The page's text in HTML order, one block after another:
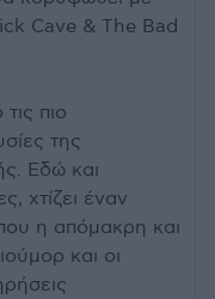
Cave & The Bad
πιο
της
Εδώ και
χτίζει έναν
η απόμακρη και
και οι